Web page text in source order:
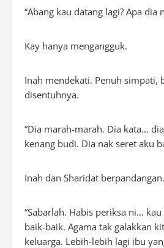
“Abang kau datang lagi? Apa dia
Kay hanya mengangguk.
Inah mendekati. Penuh simpati,
disentuhnya.
“Dia marah-marah. Dia kata…
kenang budi. Dia nak seret aku
Inah dan Sharidat berpandangan.
“Sabarlah. Habis periksa ni… kau
baik-baik. Agama tak galakkan
keluarga. Lebih-lebih lagi ibu